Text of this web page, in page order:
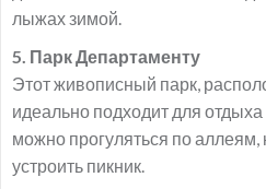
лыжах зимой.
5. Парк Департаменту
Этот живописный парк,
идеально подходит для
можно прогуляться по аллеям,
устроить пикник.